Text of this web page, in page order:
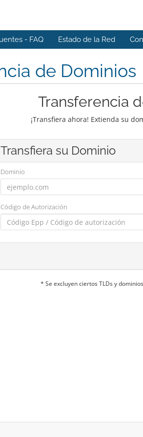
- FAQ Estado de la Red
de Dominios
Transferencia
¡Transfiera ahora! Extienda su
Transfiera su Dominio
Dominio
Código de Autorización
* Se excluyen ciertos TLDs y